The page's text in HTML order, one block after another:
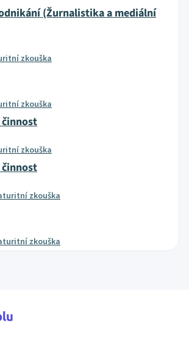
(Žurnalistika a mediální
zkouška
zkouška
zkouška
zkouška
zkouška